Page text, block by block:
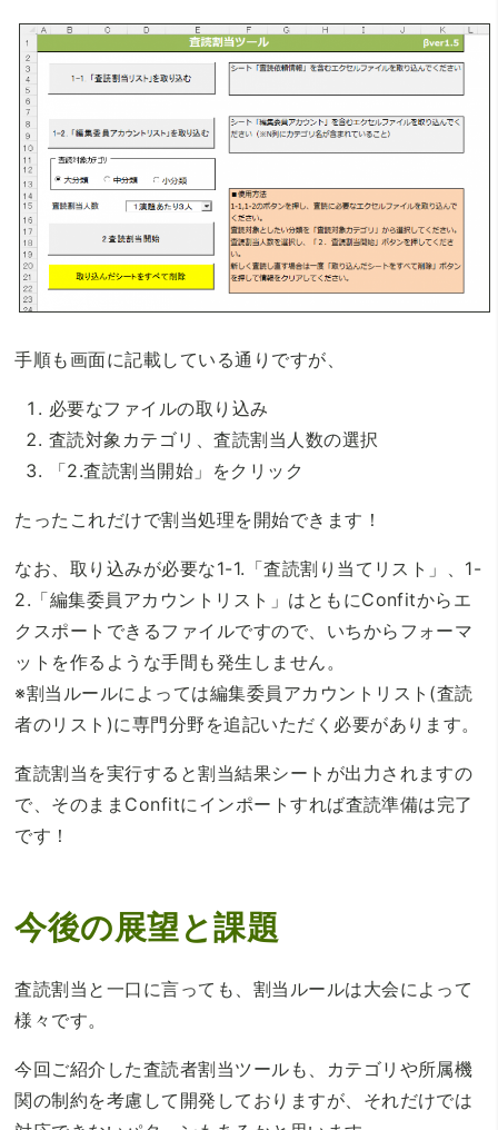
手順も画面に記載している通りですが、
必要なファイルの取り込み
査読対象カテゴリ、査読割当人数の選択
「2.査読割当開始」をクリック
たったこれだけで割当処理を開始できます！
なお、取り込みが必要な1-1.「査読割り当てリスト」、1-
2.「編集委員アカウントリスト」はともにConfitからエ
クスポートできるファイルですので、いちからフォーマ
ットを作るような手間も発生しません。
※割当ルールによっては編集委員アカウントリスト(査読
者のリスト)に専門分野を追記いただく必要があります。
査読割当を実行すると割当結果シートが出力されますの
で、そのままConfitにインポートすれば査読準備は完了
です！
今後の展望と課題
査読割当と一口に言っても、割当ルールは大会によって
様々です。
今回ご紹介した査読者割当ツールも、カテゴリや所属機
関の制約を考慮して開発しておりますが、それだけでは